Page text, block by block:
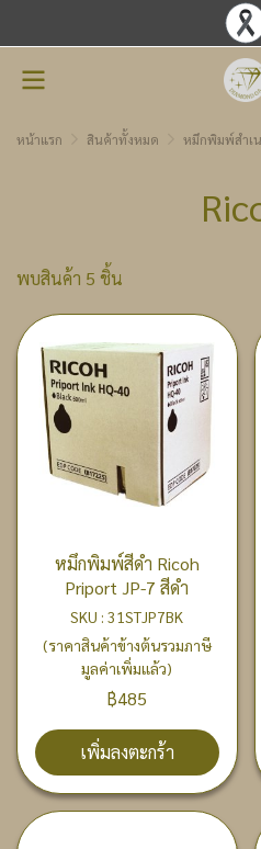
หน้าแรก สินค้าทั้งหมด หมึกพิมพ์สำเ
พบสินค้า 5 ชิ้น
หมึกพิมพ์สีดำ Ricoh
Priport JP-7 สีดำ
SKU : 31STJP7BK
(ราคาสินค้าข้างต้นรวมภาษี
มูลค่าเพิ่มแล้ว)
฿485
เพิ่มลงตะกร้า